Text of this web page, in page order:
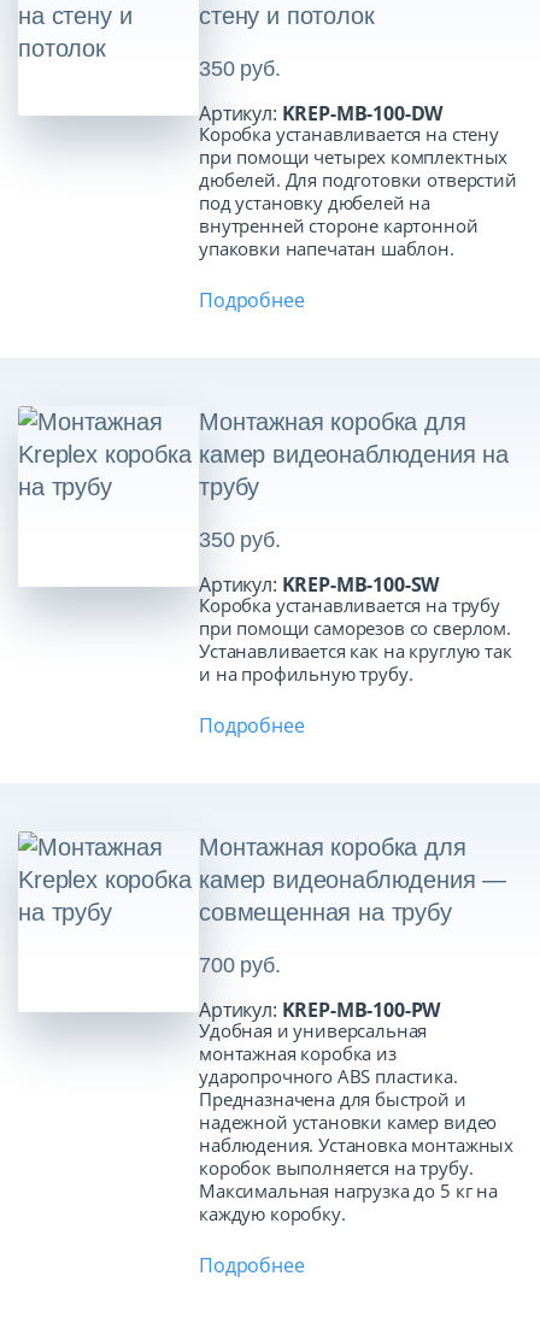
стену и потолок
350 руб.
Артикул: KREP-MB-100-DW
Коробка устанавливается на стену
при помощи четырех комплектных
дюбелей. Для подготовки отверстий
под установку дюбелей на
внутренней стороне картонной
упаковки напечатан шаблон.
Подробнее
Монтажная коробка для
камер видеонаблюдения на
трубу
350 руб.
Артикул: KREP-MB-100-SW
Коробка устанавливается на трубу
при помощи саморезов со сверлом.
Устанавливается как на круглую так
и на профильную трубу.
Подробнее
Монтажная коробка для
камер видеонаблюдения —
совмещенная на трубу
700 руб.
Артикул: KREP-MB-100-PW
Удобная и универсальная
монтажная коробка из
ударопрочного ABS пластика.
Предназначена для быстрой и
надежной установки камер видео
наблюдения. Установка монтажных
коробок выполняется на трубу.
Максимальная нагрузка до 5 кг на
каждую коробку.
Подробнее